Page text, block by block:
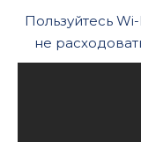
Пользуйтесь
не